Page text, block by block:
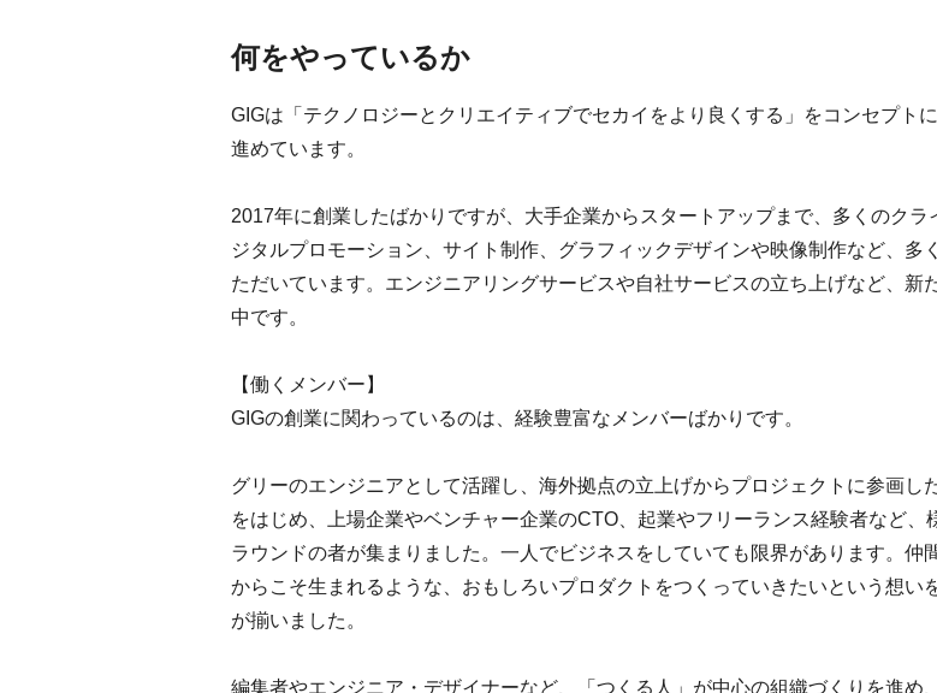
何をやっているか
GIGは「テクノロジーとクリエイティブでセカイをより良くする」をコンセプト
進めています。
2017年に創業したばかりですが、大手企業からスタートアップまで、多くのクラ
ジタルプロモーション、サイト制作、グラフィックデザインや映像制作など、多
ただいています。エンジニアリングサービスや自社サービスの立ち上げなど、新
中です。
【働くメンバー】
GIGの創業に関わっているのは、経験豊富なメンバーばかりです。
グリーのエンジニアとして活躍し、海外拠点の立上げからプロジェクトに参画し
をはじめ、上場企業やベンチャー企業のCTO、起業やフリーランス経験者など、
ラウンドの者が集まりました。一人でビジネスをしていても限界があります。仲
からこそ生まれるような、おもしろいプロダクトをつくっていきたいという想い
が揃いました。
編集者やエンジニア・デザイナーなど、「つくる人」が中心の組織づくりを進め